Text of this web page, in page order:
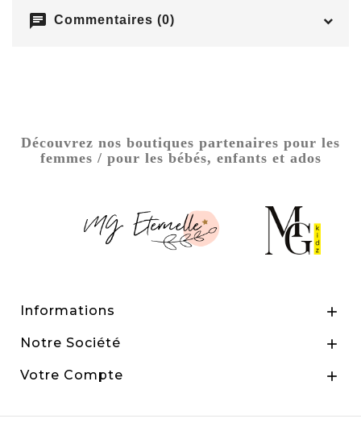
chat Commentaires (0)
Découvrez nos boutiques partenaires pour les
femmes / pour les bébés, enfants et ados
Informations 
Notre Société 
Votre Compte 